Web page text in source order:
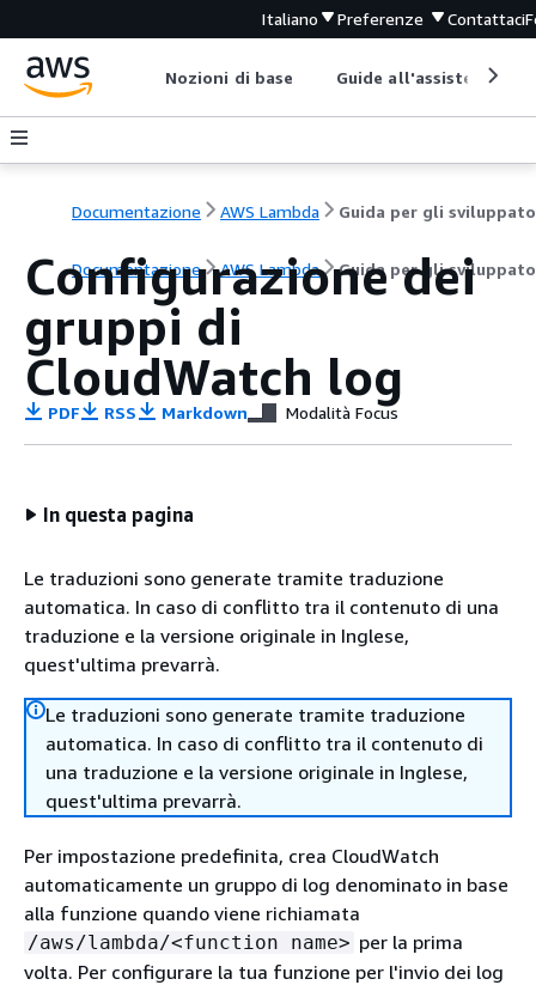
Italiano Preferenze Contattaci
Nozioni di base Guide all'assistenza
Documentazione AWS Lambda Guida per gli
Documentazione AWS Lambda Guida per gli
Configurazione dei
gruppi di
CloudWatch log
PDF RSS Markdown Modalità Focus
In questa pagina
Le traduzioni sono generate tramite traduzione
automatica. In caso di conflitto tra il contenuto di una
traduzione e la versione originale in Inglese,
quest'ultima prevarrà.
Le traduzioni sono generate tramite traduzione
automatica. In caso di conflitto tra il contenuto di
una traduzione e la versione originale in Inglese,
quest'ultima prevarrà.
Per impostazione predefinita, crea CloudWatch
automaticamente un gruppo di log denominato in base
alla funzione quando viene richiamata
/aws/lambda/<function name> per la prima
volta. Per configurare la tua funzione per l'invio dei log